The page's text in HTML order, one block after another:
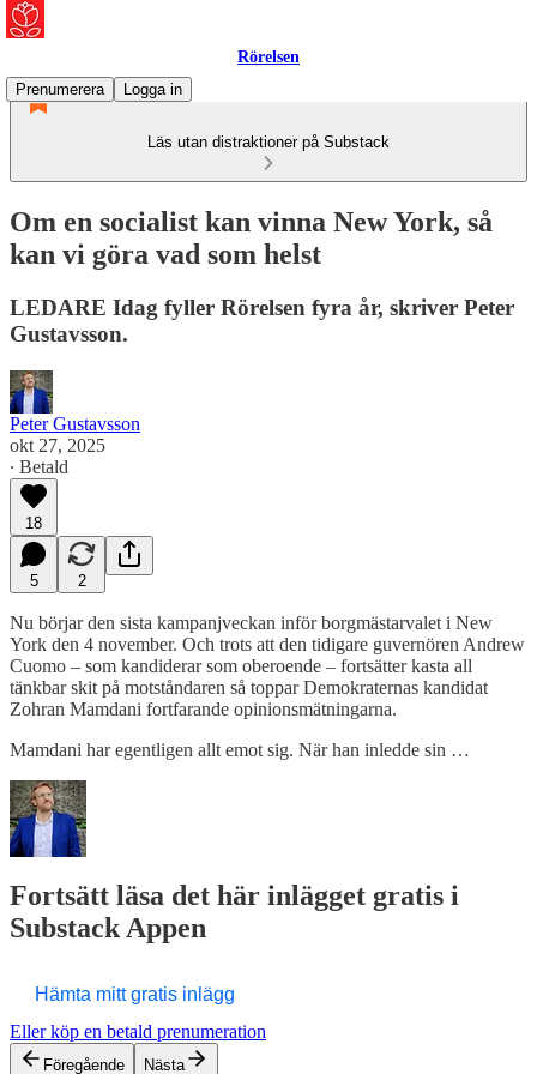
Rörelsen
Prenumerera
Logga in
Läs utan distraktioner på Substack
Om en socialist kan vinna New York, så
kan vi göra vad som helst
LEDARE Idag fyller Rörelsen fyra år, skriver Peter
Gustavsson.
Peter Gustavsson
okt 27, 2025
∙ Betald
18
5 2
Nu börjar den sista kampanjveckan inför borgmästarvalet i New
York den 4 november. Och trots att den tidigare guvernören Andrew
Cuomo – som kandiderar som oberoende – fortsätter kasta all
tänkbar skit på motståndaren så toppar Demokraternas kandidat
Zohran Mamdani fortfarande opinionsmätningarna.
Mamdani har egentligen allt emot sig. När han inledde sin …
Fortsätt läsa det här inlägget gratis i
Substack Appen
Hämta mitt gratis inlägg
Eller köp en betald prenumeration
Föregående Nästa